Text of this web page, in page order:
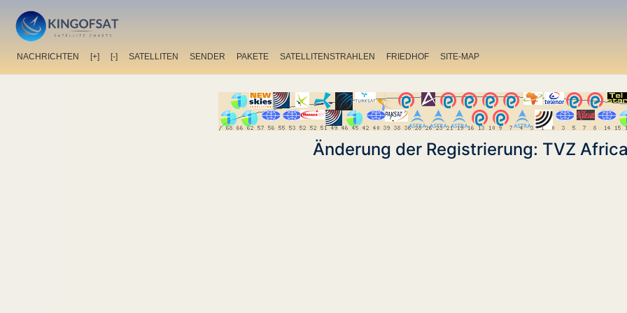
NACHRICHTEN [+] [-] SATELLITEN SENDER PAKETE SATELLITENSTRAHLEN FRIEDHOF SITE-MAP
Änderung der Registrierung: TVZ